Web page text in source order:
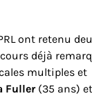
ont retenu
déjà
multiples et
Fuller(35 ans) et